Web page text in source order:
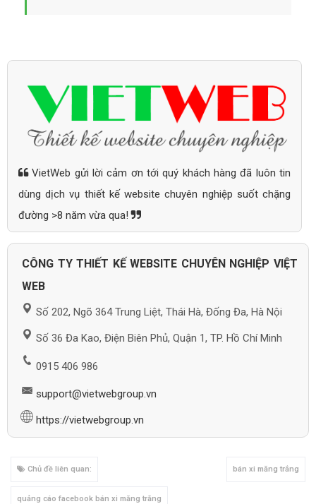
VietWeb gửi lời cảm ơn tới quý khách hàng đã luôn tin
dùng dịch vụ thiết kế website chuyên nghiệp suốt chặng
đường >8 năm vừa qua!
CÔNG TY THIẾT KẾ WEBSITE CHUYÊN NGHIỆP VIỆT
WEB
Số 202, Ngõ 364 Trung Liệt, Thái Hà, Đống Đa, Hà Nội
Số 36 Đa Kao, Điện Biên Phủ, Quận 1, TP. Hồ Chí Minh
0915 406 986
support@vietwebgroup.vn
https://vietwebgroup.vn
Chủ đề liên quan: bán xi măng trắng
quảng cáo facebook bán xi măng trắng